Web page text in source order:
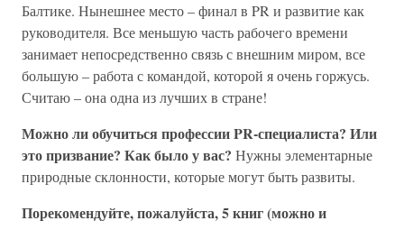
Балтике. Нынешнее место – финал в PR и развитие как
руководителя. Все меньшую часть рабочего времени
занимает непосредственно связь с внешним миром, все
большую – работа с командой, которой я очень горжусь.
Считаю – она одна из лучших в стране!
Можно ли обучиться профессии PR-специалиста? Или
это призвание? Как было у вас? Нужны элементарные
природные склонности, которые могут быть развиты.
Порекомендуйте, пожалуйста, 5 книг (можно и